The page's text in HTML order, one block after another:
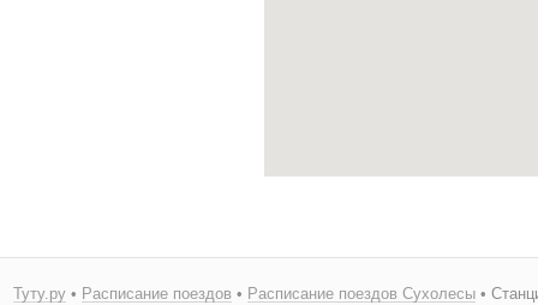
Туту.ру• Расписание поездов • Расписание поездов Сухолесы•